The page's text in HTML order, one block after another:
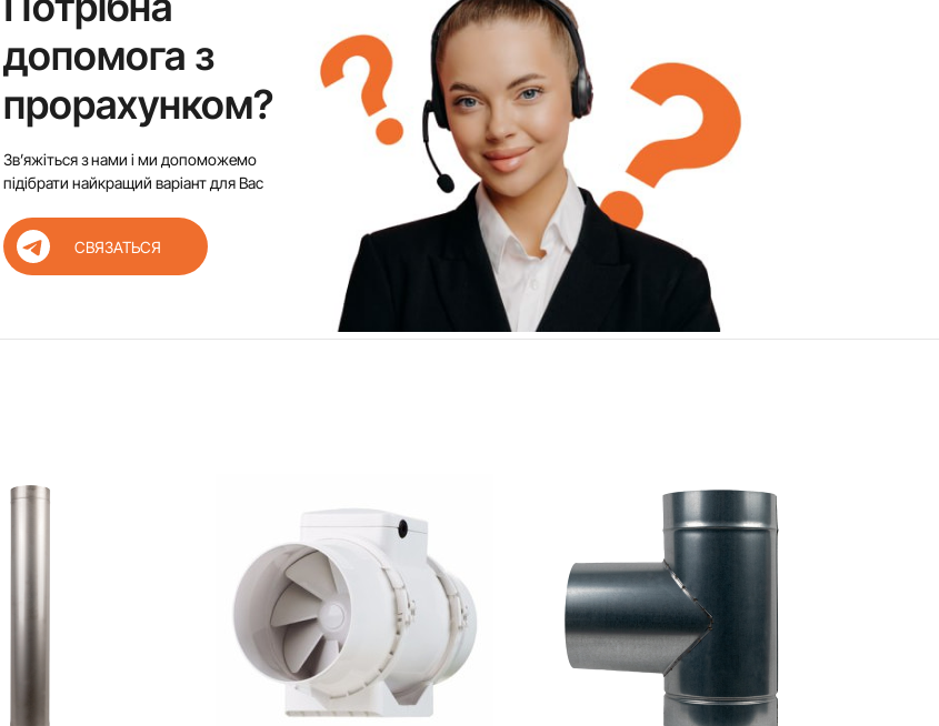
допомога з
прорахунком?
Звʼяжіться з нами і ми допоможемо
підібрати найкращий варіант для Вас
СВЯЗАТЬСЯ